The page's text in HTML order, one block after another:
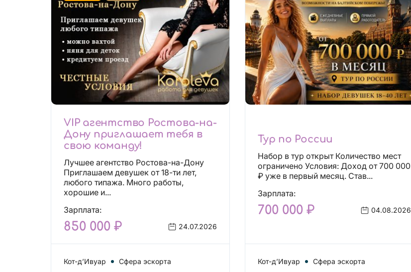
VIP агентство Ростова-на-
Дону приглашает тебя в
свою команду!
Лучшее агентство Ростова-на-Дону
Приглашаем девушек от 18-ти лет,
любого типажа. Много работы,
хорошие и...
Зарплата:
850 000 ₽ 24.07.2026
Кот-д’Ивуар Сфера эскорта
Тур по России
Набор в тур открыт Количество мест
ограничено Условия: Доход от 700 000
₽ уже в первый месяц. Став...
Зарплата:
700 000 ₽ 04.08.2026
Кот-д’Ивуар Сфера эскорта